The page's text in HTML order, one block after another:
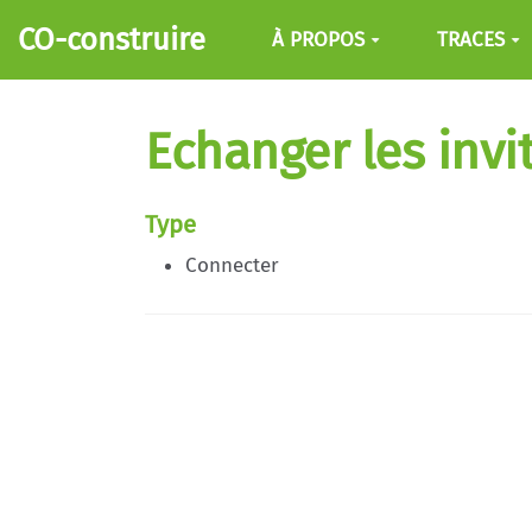
Aller au contenu principal
CO-construire À PROPOS TRACES
Echanger les
Type
Connecter